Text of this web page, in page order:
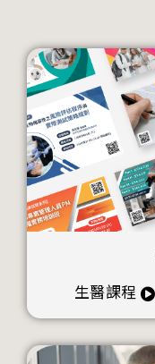
生醫課程